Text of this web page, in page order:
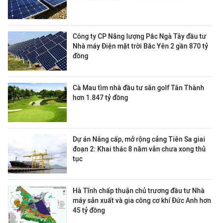
Công ty CP Năng lượng Pắc Ngà Tây đầu tư
Nhà máy Điện mặt trời Bắc Yên 2 gần 870 tỷ
đồng
Cà Mau tìm nhà đầu tư sân golf Tân Thành
hơn 1.847 tỷ đồng
Dự án Nâng cấp, mở rộng cảng Tiên Sa giai
đoạn 2: Khai thác 8 năm vẫn chưa xong thủ
tục
Hà Tĩnh chấp thuận chủ trương đầu tư Nhà
máy sản xuất và gia công cơ khí Đức Anh hơn
45 tỷ đồng